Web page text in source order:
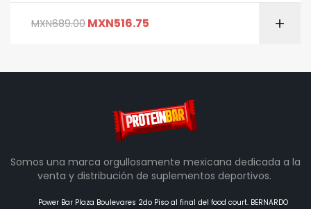
MXN689.00 MXN516.75
Somos una marca orgullosamente mexicana dedicada a la
venta y distribución de suplementos deportivos.
Power Bar Plaza Boulevares 2do Piso al final del food court. BERNARDO